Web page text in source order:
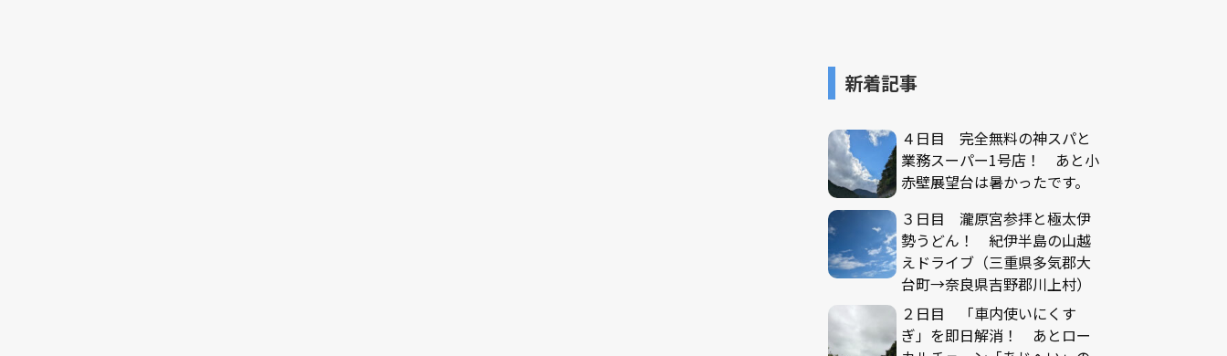
新着記事
４日目 完全無料の神スパと
業務スーパー1号店！ あと小
赤壁展望台は暑かったです。
３日目 瀧原宮参拝と極太伊
勢うどん！ 紀伊半島の山越
えドライブ（三重県多気郡大
台町→奈良県吉野郡川上村）
２日目 「車内使いにくす
ぎ」を即日解消！ あとロー